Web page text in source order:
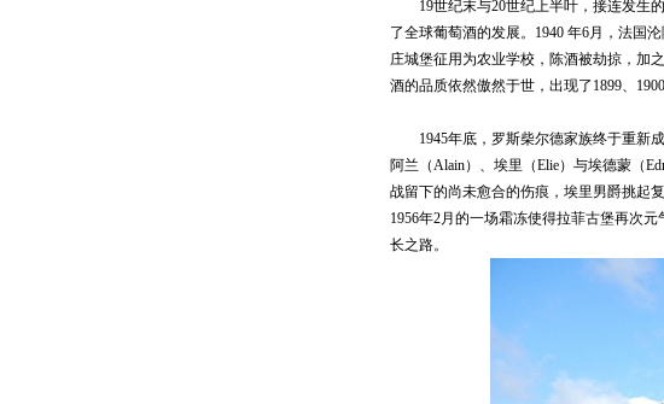
19世纪末与20世纪上半叶，接连发生的
了全球葡萄酒的发展。1940 年6月，法国
庄城堡征用为农业学校，陈酒被劫掠，加
酒的品质依然傲然于世，出现了1899、
1945年底，罗斯柴尔德家族终于重新成
阿兰（Alain）、埃里（Elie）与埃德蒙（
战留下的尚未愈合的伤痕，埃里男爵挑起
1956年2月的一场霜冻使得拉菲古堡再次
长之路。